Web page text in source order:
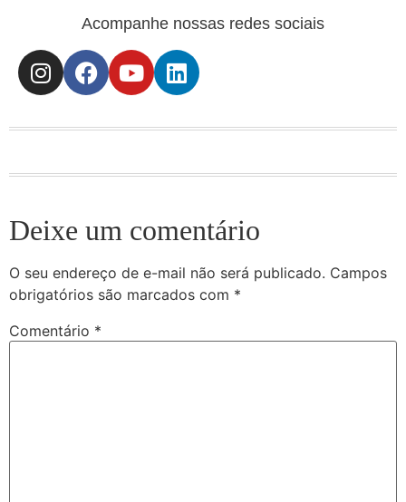
Acompanhe nossas redes sociais
Deixe um comentário
O seu endereço de e-mail não será publicado. Campos
obrigatórios são marcados com *
Comentário *